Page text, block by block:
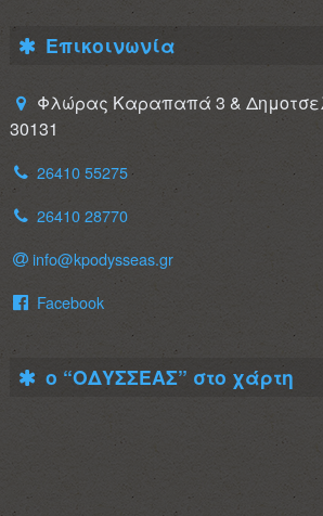
Επικοινωνία
Φλώρας Καραπαπά 3 &
30131
26410 55275
26410 28770
info@kpodysseas.gr
Facebook
ο “ΟΔΥΣΣΕΑΣ” στο χάρτη